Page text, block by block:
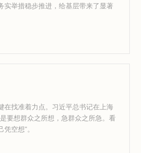
实举措稳步推进，给基层带来了显著
在找准着力点。习近平总书记在上海
要想群众之所想，急群众之所急。看
空想”。